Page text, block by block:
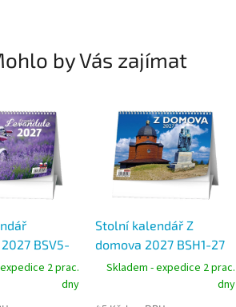
by Vás zajímat
BSV5-
2 prac.
dny
Stolní kalendář Z
domova 2027 BSH1-27
Skladem - expedice 2 prac.
dny